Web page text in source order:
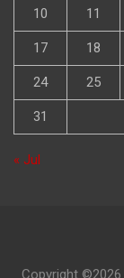
10 11
17 18
24 25
31
« Jul
Copyright ©2026